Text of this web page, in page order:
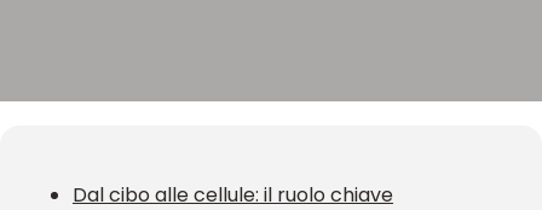
Dal cibo alle cellule: il ruolo chiave